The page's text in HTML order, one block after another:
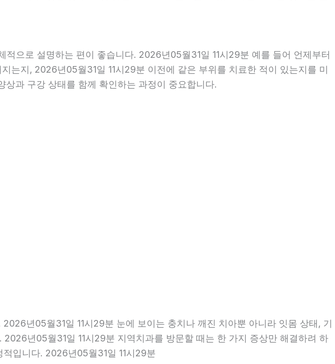
으로 설명하는 편이 좋습니다. 2026년05월31일 11시29분 예를 들어 언제부터
는지, 2026년05월31일 11시29분 이전에 같은 부위를 치료한 적이 있는지를 미
과 구강 상태를 함께 확인하는 과정이 중요합니다.
년05월31일 11시29분 눈에 보이는 충치나 깨진 치아뿐 아니라 잇몸 상태, 기
년05월31일 11시29분 지역치과를 방문할 때는 한 가지 증상만 해결하려 하
입니다. 2026년05월31일 11시29분